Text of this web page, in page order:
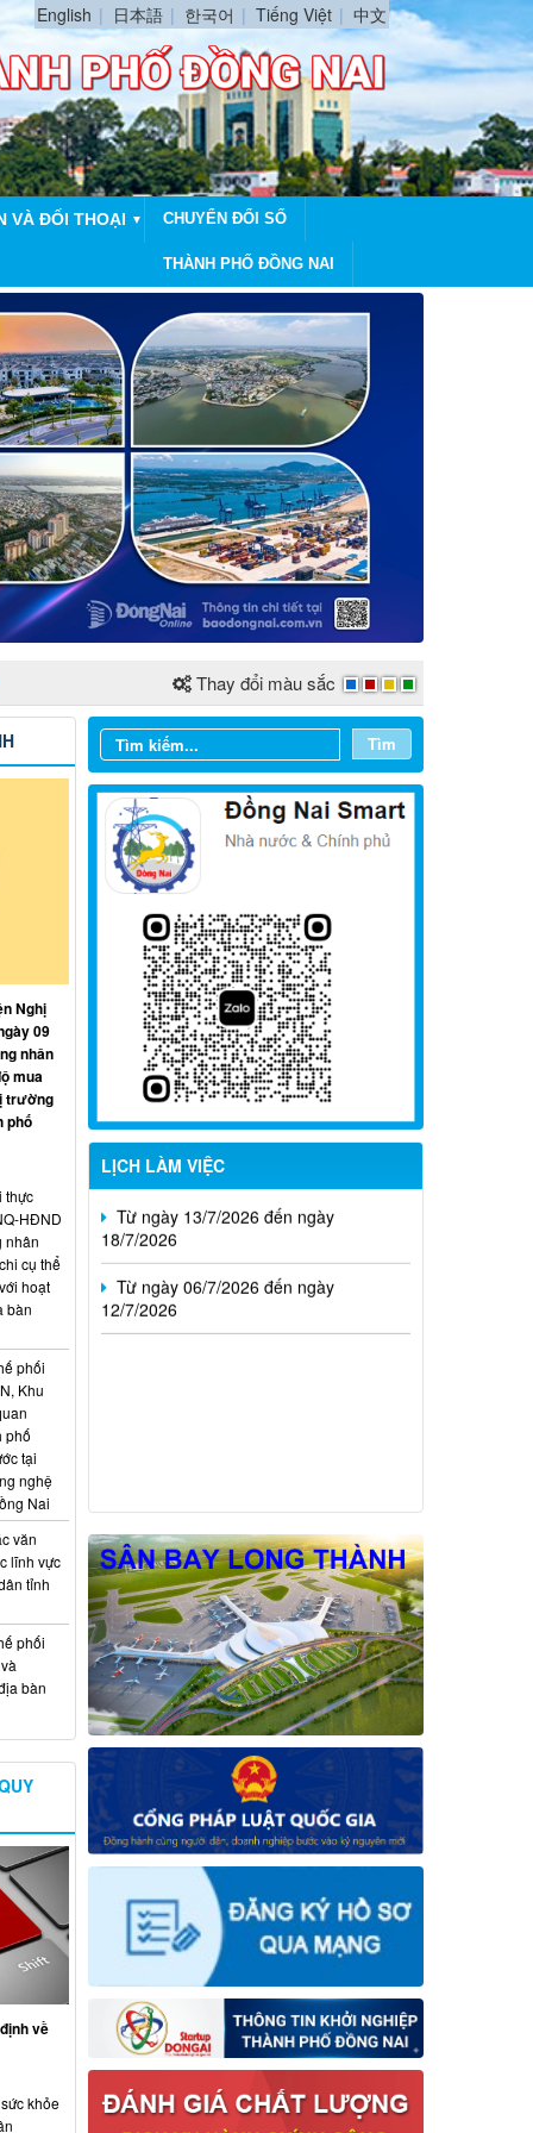
English 日本語 한국어 Tiếng Việt 中文
VÀ ĐỐI THOẠI ▼ CHUYỂN ĐỔI SỐ
THÀNH PHỐ ĐỒNG NAI
Thay đổi màu sắc
Tìm
LỊCH LÀM VIỆC
Từ ngày 03/8/2026 đến ngày
09/8/2026
Từ ngày 27/7/2026 đến ngày
02/8/2026
Từ ngày 20/7/2026 đến ngày
26/7/2026
Từ ngày 13/7/2026 đến ngày
18/7/2026
12/7/2026
Nghị
09
nhân
mua
trường
phố
thực
HĐND
nhân
cụ thể
hoạt
bàn
phối
Khu
phố
tại
nghệ
Nai
văn
lĩnh vực
tỉnh
phối
bàn
về
khỏe